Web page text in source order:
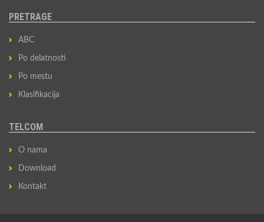
PRETRAGE
ABC
Po delatnosti
Po mestu
Klasifikacija
TELCOM
O nama
Download
Kontakt